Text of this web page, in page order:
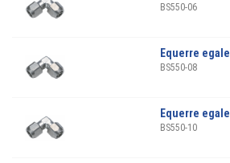
BS550-06
Equerre egale
BS550-08
Equerre egale
BS550-10